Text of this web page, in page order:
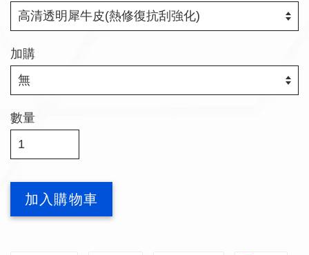
加購
數量
加入購物車